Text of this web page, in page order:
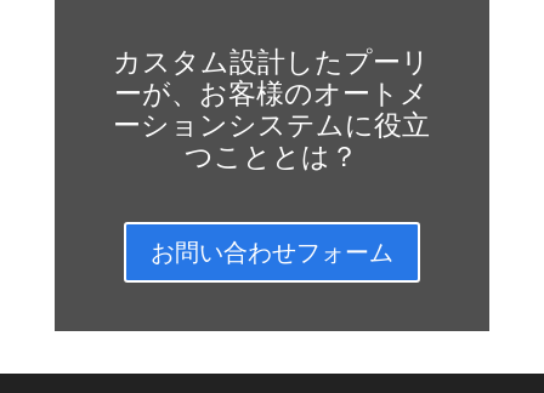
カスタム設計したプーリ
ーが、お客様のオートメ
ーションシステムに役立
つこととは？
お問い合わせフォーム